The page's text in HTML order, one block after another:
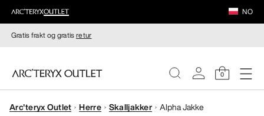
NO
Gratis frakt og gratisretur
0
Arc'teryx Outlet Herre Skalljakker Alpha Jakke